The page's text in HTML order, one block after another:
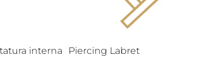
interna Piercing Labret